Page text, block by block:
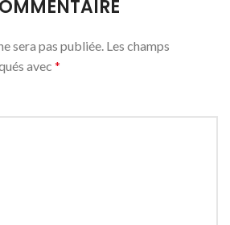
sera pas publiée. Les champs
avec *